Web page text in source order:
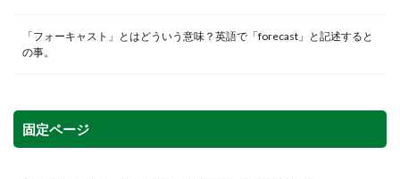
「フォーキャスト」とはどういう意味？英語で「forecast」と記述すると
の事。
固定ページ